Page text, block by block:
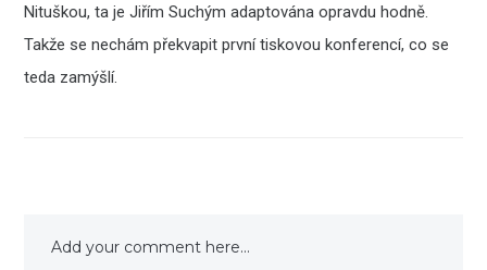
Nituškou, ta je Jiřím Suchým adaptována opravdu hodně.
Takže se nechám překvapit první tiskovou konferencí, co se
teda zamýšlí.